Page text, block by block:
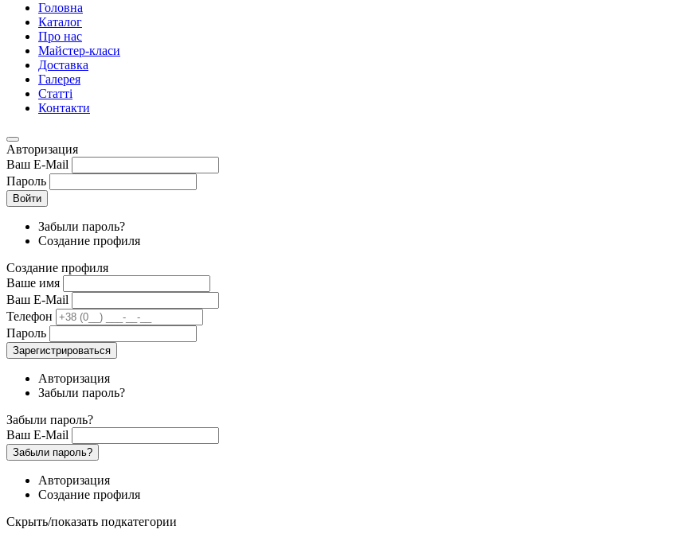
Головна
Каталог
Про нас
Майстер-класи
Доставка
Галерея
Статтi
Контакти
Авторизация
Ваш E-Mail
Пароль
Войти
Забыли пароль?
Создание профиля
Создание профиля
Ваше имя
Ваш E-Mail
Телефон
Пароль
Зарегистрироваться
Авторизация
Забыли пароль?
Забыли пароль?
Ваш E-Mail
Забыли пароль?
Авторизация
Создание профиля
Скрыть/показать подкатегории